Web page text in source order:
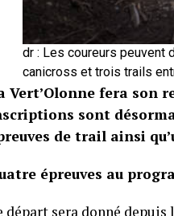
dr : Les coureurs peuvent
canicross et trois trails
Vert’Olonne fera son
sont
de trail ainsi
épreuves au
départ sera donné depuis